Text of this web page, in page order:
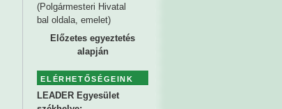
(Polgármesteri Hivatal
bal oldala, emelet)
Előzetes egyeztetés
alapján
ELÉRHETŐSÉGEINK
LEADER Egyesület